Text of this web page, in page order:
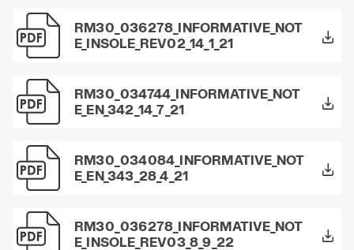
RM30_036278_INFORMATIVE_NOT
E_INSOLE_REV02_14_1_21
RM30_034744_INFORMATIVE_NOT
E_EN_342_14_7_21
RM30_034084_INFORMATIVE_NOT
E_EN_343_28_4_21
RM30_036278_INFORMATIVE_NOT
E_INSOLE_REV03_8_9_22